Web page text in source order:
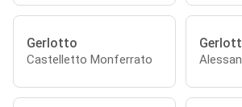
Gerlotto
Castelletto Monferrato